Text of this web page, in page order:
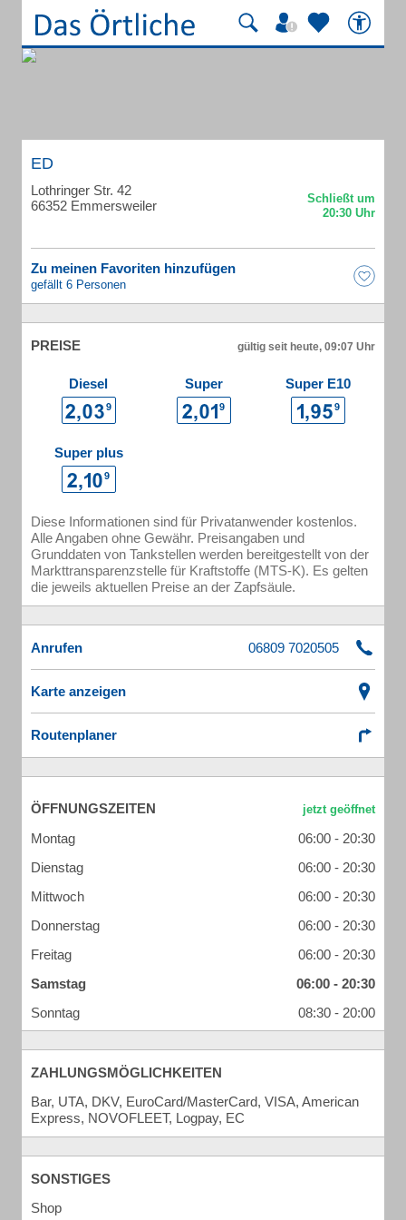
ED
Lothringer Str. 42
66352 Emmersweiler
Zu meinen Favoriten hinzufügen
gefällt 6 Personen
PREISE gültig seit heute, 09:07 Uhr
Diesel Super Super E10
Super plus
Diese Informationen sind für Privatanwender kostenlos.
Alle Angaben ohne Gewähr. Preisangaben und
Grunddaten von Tankstellen werden bereitgestellt von der
Markttransparenzstelle für Kraftstoffe (MTS-K). Es gelten
die jeweils aktuellen Preise an der Zapfsäule.
Anrufen
Karte anzeigen
Routenplaner
ÖFFNUNGSZEITEN
Montag
06:00 - 20:30
Dienstag
06:00 - 20:30
Mittwoch
06:00 - 20:30
Donnerstag
06:00 - 20:30
Freitag
06:00 - 20:30
Samstag
06:00 - 20:30
Sonntag
08:30 - 20:00
ZAHLUNGSMÖGLICHKEITEN
Bar, UTA, DKV, EuroCard/MasterCard, VISA, American
Express, NOVOFLEET, Logpay, EC
SONSTIGES
Shop